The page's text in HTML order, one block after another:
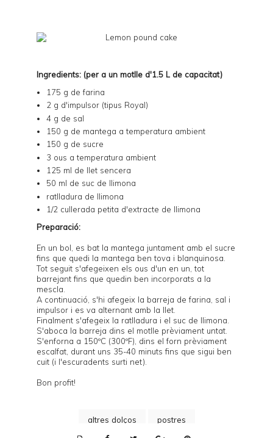
Ingredients: (per a un motlle d'1.5 L de capacitat)
175 g de farina
2 g d'impulsor (tipus Royal)
4 g de sal
150 g de mantega a temperatura ambient
150 g de sucre
3 ous a temperatura ambient
125 ml de llet sencera
50 ml de suc de llimona
ratlladura de llimona
1/2 cullerada petita d'extracte de llimona
Preparació:
En un bol, es bat la mantega juntament amb el sucre
fins que quedi la mantega ben tova i blanquinosa.
Tot seguit s'afegeixen els ous d'un en un, tot
barrejant fins que quedin ben incorporats a la
mescla.
A continuació, s'hi afegeix la barreja de farina, sal i
impulsor i es va alternant amb la llet.
Finalment s'afegeix la ratlladura i el suc de llimona.
S'aboca la barreja dins el motlle prèviament untat.
S'enforna a 150ºC (300ºF), dins el forn prèviament
escalfat, durant uns 35-40 minuts fins que sigui ben
cuit (i l'escuradents surti net).
Bon profit!
altres dolços
postres